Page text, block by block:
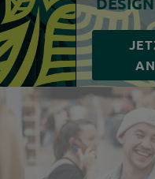
NEWSLETTER
LINZ